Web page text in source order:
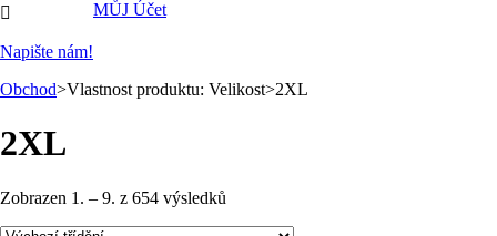

Napište nám!
MŮJ Účet
Obchod>Vlastnost produktu: Velikost>2XL
2XL
Zobrazen 1. – 9. z 654 výsledků